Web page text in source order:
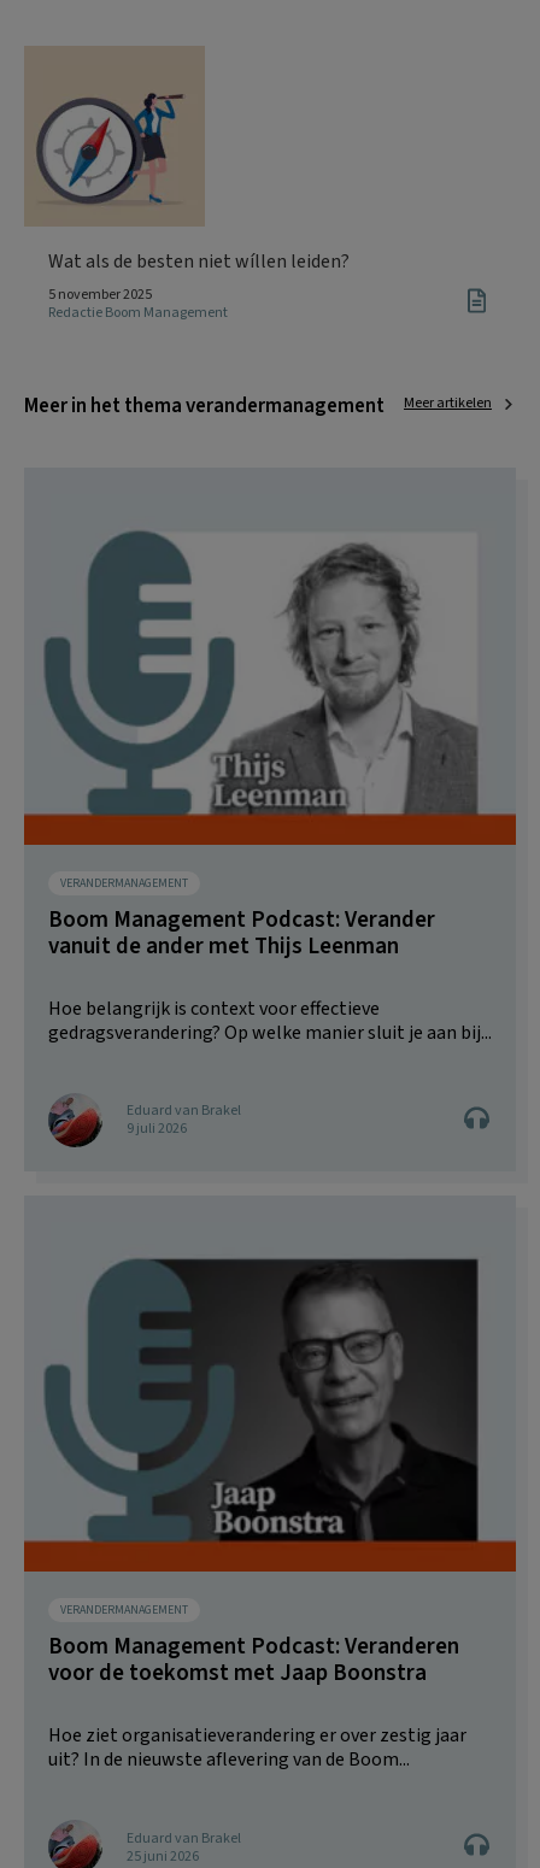
Wat als de besten niet wíllen leiden?
5 november 2025
Redactie Boom Management
Meer in het thema verandermanagement Meer artikelen
VERANDERMANAGEMENT
Boom Management Podcast: Verander
vanuit de ander met Thijs Leenman
Hoe belangrijk is context voor effectieve
gedragsverandering? Op welke manier sluit je aan bij...
Eduard van Brakel
9 juli 2026
VERANDERMANAGEMENT
Boom Management Podcast: Veranderen
voor de toekomst met Jaap Boonstra
Hoe ziet organisatieverandering er over zestig jaar
uit? In de nieuwste aflevering van de Boom...
Eduard van Brakel
25 juni 2026